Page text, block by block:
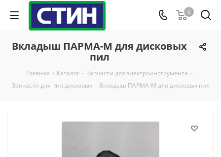
0
Вкладыш ПАРМА-М для дисковых
пил
Главная - Каталог - Запчасти для электроинструмента -
Запчасти для пил дисковых - Вкладыш ПАРМА-М для дисковых пил